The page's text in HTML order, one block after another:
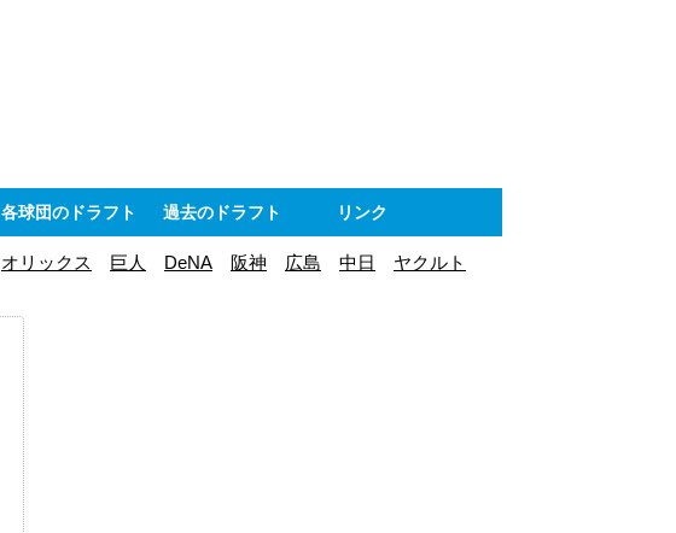
各球団のドラフト 過去のドラフト リンク
オリックス 巨人 DeNA 阪神 広島 中日 ヤクルト